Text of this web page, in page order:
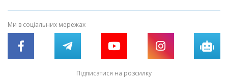
Ми в соціальних мережах
Підписатися на розсилку